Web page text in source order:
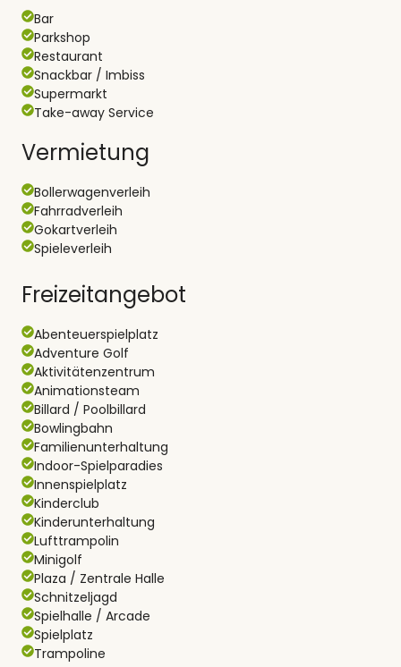
Bar
Parkshop
Restaurant
Snackbar / Imbiss
Supermarkt
Take-away Service
Vermietung
Bollerwagenverleih
Fahrradverleih
Gokartverleih
Spieleverleih
Freizeitangebot
Abenteuerspielplatz
Adventure Golf
Aktivitätenzentrum
Animationsteam
Billard / Poolbillard
Bowlingbahn
Familienunterhaltung
Indoor-Spielparadies
Innenspielplatz
Kinderclub
Kinderunterhaltung
Lufttrampolin
Minigolf
Plaza / Zentrale Halle
Schnitzeljagd
Spielhalle / Arcade
Spielplatz
Trampoline